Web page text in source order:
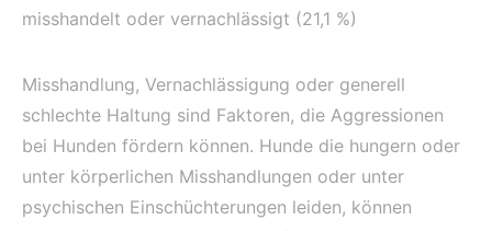
misshandelt oder vernachlässigt (21,1 %)
Misshandlung, Vernachlässigung oder generell
schlechte Haltung sind Faktoren, die Aggressionen
bei Hunden fördern können. Hunde die hungern oder
unter körperlichen Misshandlungen oder unter
psychischen Einschüchterungen leiden, können